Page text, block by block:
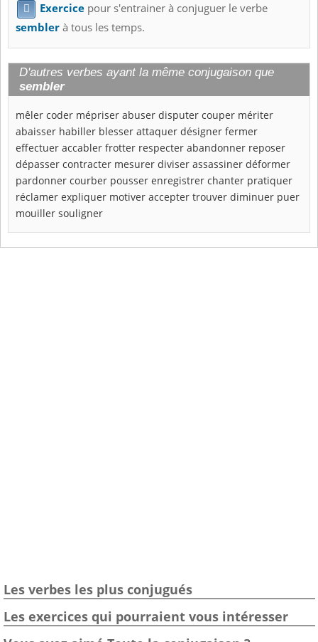
 Exercice pour s'entrainer à conjuguer le verbe
semblerà tous les temps.
D'autres verbes ayant la même conjugaison que
sembler
mêler coder mépriser abuser disputer couper mériter
abaisser habiller blesser attaquer désigner fermer
effectuer accabler frotter respecter abandonner reposer
dépasser contracter mesurer diviser assassiner déformer
pardonner courber pousser enregistrer chanter pratiquer
réclamer expliquer motiver accepter trouver diminuer puer
mouiller souligner
Les verbes les plus conjugués
Les exercices qui pourraient vous intéresser